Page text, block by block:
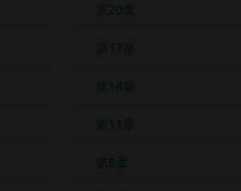
第20章
第17章
第14章
第11章
第8章